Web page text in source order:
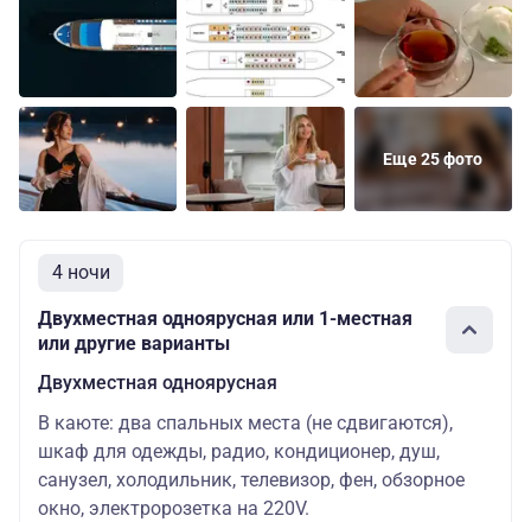
одноярусная
мест: 2
Делюкс
двухместный
Основных
мест: 2
74600
Еще 25 фото
4 ночи
Двухместная одноярусная или 1-местная
или другие варианты
Двухместная одноярусная
В каюте: два спальных места (не сдвигаются),
шкаф для одежды, радио, кондиционер, душ,
санузел, холодильник, телевизор, фен, обзорное
окно, электророзетка на 220V.